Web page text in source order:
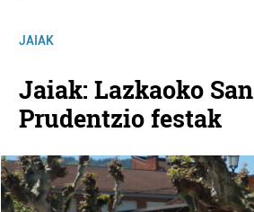
JAIAK
Jaiak: Lazkaoko San
Prudentzio festak